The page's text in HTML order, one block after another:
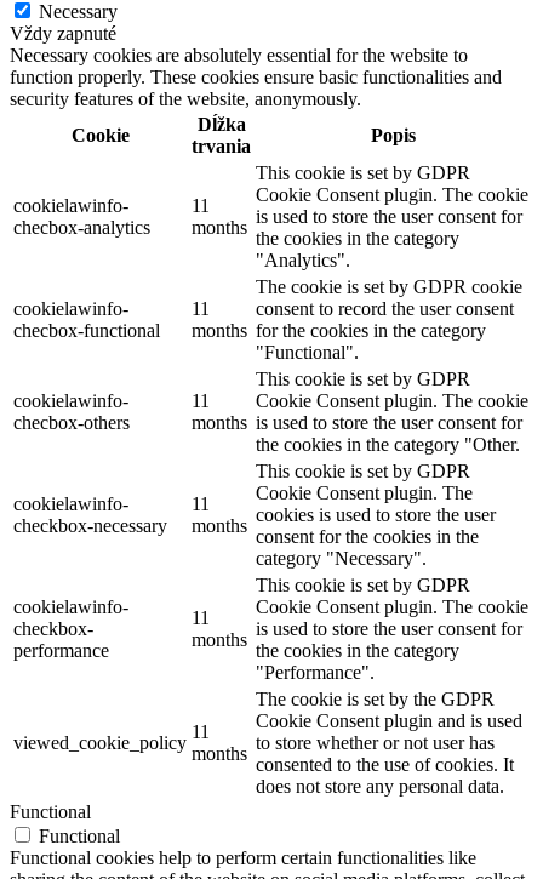
Necessary
Vždy zapnuté
Necessary cookies are absolutely essential for the website to
function properly. These cookies ensure basic functionalities and
security features of the website, anonymously.
Cookie
Dĺžka
trvania
Popis
cookielawinfo-
checbox-analytics
11
months
This cookie is set by GDPR
Cookie Consent plugin. The cookie
is used to store the user consent for
the cookies in the category
"Analytics".
cookielawinfo-
checbox-functional
11
months
The cookie is set by GDPR cookie
consent to record the user consent
for the cookies in the category
"Functional".
cookielawinfo-
checbox-others
11
months
This cookie is set by GDPR
Cookie Consent plugin. The cookie
is used to store the user consent for
the cookies in the category "Other.
cookielawinfo-
checkbox-necessary
11
months
This cookie is set by GDPR
Cookie Consent plugin. The
cookies is used to store the user
consent for the cookies in the
category "Necessary".
cookielawinfo-
checkbox-
performance
11
months
This cookie is set by GDPR
Cookie Consent plugin. The cookie
is used to store the user consent for
the cookies in the category
"Performance".
viewed_cookie_policy
11
months
The cookie is set by the GDPR
Cookie Consent plugin and is used
to store whether or not user has
consented to the use of cookies. It
does not store any personal data.
Functional
Functional
Functional cookies help to perform certain functionalities like